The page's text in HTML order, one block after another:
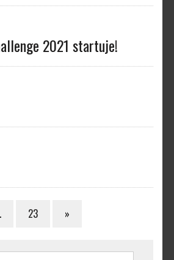
2021 startuje!
23 »